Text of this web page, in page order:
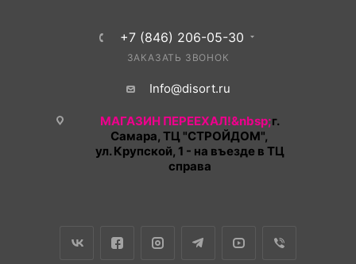
+7 (846) 206-05-30
ЗАКАЗАТЬ ЗВОНОК
Info@disort.ru
МАГАЗИН ПЕРЕЕХАЛ!&nbsp;г.
Самара, ТЦ "СТРОЙДОМ",
ул. Крупской, 1 - на въезде в ТЦ
справа